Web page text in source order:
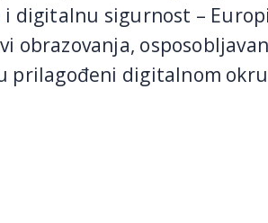
digitalnu sigurnost –
obrazovanja,
prilagođeni digitalnom